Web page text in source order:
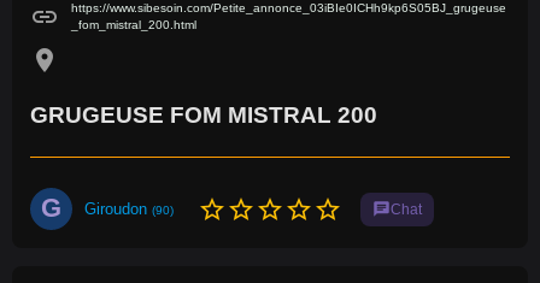
link
https://www.sibesoin.com/Petite_annonce_03iBIe0ICHh9kp6S05BJ_grugeuse
_fom_mistral_200.html
location_on
GRUGEUSE FOM MISTRAL 200
G Giroudon (90) star_borderstar_borderstar_borderstar_borderstar_border chatChat